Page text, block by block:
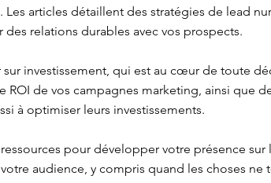
articles détaillent des stratégies de lead
relations durables avec vos prospects.
investissement, qui est au cœur de toute
ROI de vos campagnes marketing, ainsi que
à optimiser leurs investissements.
pour développer votre présence
audience, y compris quand les choses ne